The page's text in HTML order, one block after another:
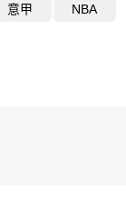
意甲 NBA